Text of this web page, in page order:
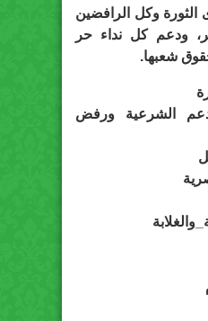
وكل الرافضين
ودعم كل نداء حر
شعبها.
الشرعية ورفض